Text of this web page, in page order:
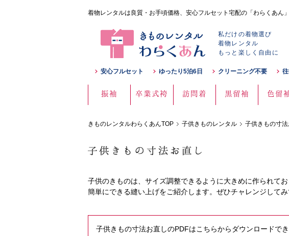
着物レンタルは良質・お手頃価格、安心フルセット宅配の「わらくあん」
私だけの着物選び
着物レンタル
もっと楽しく自由に
安心フルセット ゆったり5泊6日 クリーニング不要
振袖 卒業式袴 訪問着 黒留袖 色留
きものレンタルわらくあんTOP 子供きものレンタル 子供きもの寸法
子供のきものは、サイズ調整できるように大きめに作られて
簡単にできる縫い上げをご紹介します。ぜひチャレンジしてみ
子供きもの寸法お直しのPDFはこちらからダウンロードでき